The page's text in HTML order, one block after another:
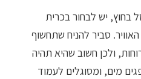
יש לבחור בכרית
סביר להניח שתחשוף
ולכן חשוב שהיא תהיה
מים, ומסוגלים לעמוד